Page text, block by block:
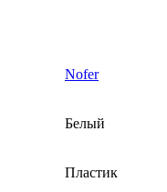
Nofer
Белый
Пластик